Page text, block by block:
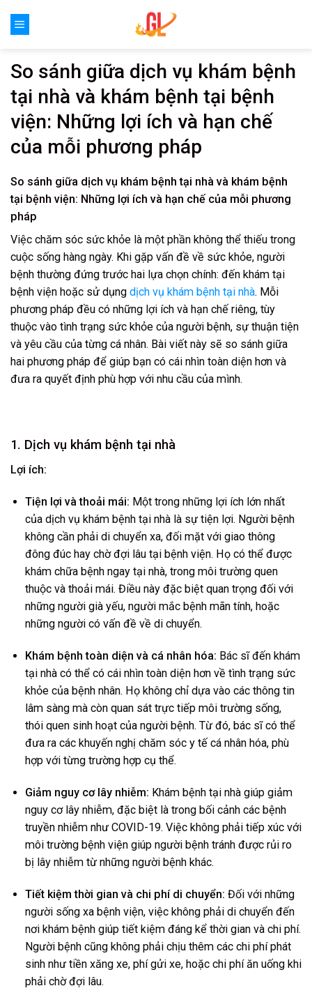
So sánh giữa dịch vụ khám bệnh
tại nhà và khám bệnh tại bệnh
viện: Những lợi ích và hạn chế
của mỗi phương pháp
So sánh giữa dịch vụ khám bệnh tại nhà và khám bệnh
tại bệnh viện: Những lợi ích và hạn chế của mỗi phương
pháp
Việc chăm sóc sức khỏe là một phần không thể thiếu trong
cuộc sống hàng ngày. Khi gặp vấn đề về sức khỏe, người
bệnh thường đứng trước hai lựa chọn chính: đến khám tại
bệnh viện hoặc sử dụng dịch vụ khám bệnh tại nhà. Mỗi
phương pháp đều có những lợi ích và hạn chế riêng, tùy
thuộc vào tình trạng sức khỏe của người bệnh, sự thuận tiện
và yêu cầu của từng cá nhân. Bài viết này sẽ so sánh giữa
hai phương pháp để giúp bạn có cái nhìn toàn diện hơn và
đưa ra quyết định phù hợp với nhu cầu của mình.
1. Dịch vụ khám bệnh tại nhà
Lợi ích:
Tiện lợi và thoải mái: Một trong những lợi ích lớn nhất
của dịch vụ khám bệnh tại nhà là sự tiện lợi. Người bệnh
không cần phải di chuyển xa, đối mặt với giao thông
đông đúc hay chờ đợi lâu tại bệnh viện. Họ có thể được
khám chữa bệnh ngay tại nhà, trong môi trường quen
thuộc và thoải mái. Điều này đặc biệt quan trọng đối với
những người già yếu, người mắc bệnh mãn tính, hoặc
những người có vấn đề về di chuyển.
Khám bệnh toàn diện và cá nhân hóa: Bác sĩ đến khám
tại nhà có thể có cái nhìn toàn diện hơn về tình trạng sức
khỏe của bệnh nhân. Họ không chỉ dựa vào các thông tin
lâm sàng mà còn quan sát trực tiếp môi trường sống,
thói quen sinh hoạt của người bệnh. Từ đó, bác sĩ có thể
đưa ra các khuyến nghị chăm sóc y tế cá nhân hóa, phù
hợp với từng trường hợp cụ thể.
Giảm nguy cơ lây nhiễm: Khám bệnh tại nhà giúp giảm
nguy cơ lây nhiễm, đặc biệt là trong bối cảnh các bệnh
truyền nhiễm như COVID-19. Việc không phải tiếp xúc với
môi trường bệnh viện giúp người bệnh tránh được rủi ro
bị lây nhiễm từ những người bệnh khác.
Tiết kiệm thời gian và chi phí di chuyển: Đối với những
người sống xa bệnh viện, việc không phải di chuyển đến
nơi khám bệnh giúp tiết kiệm đáng kể thời gian và chi phí.
Người bệnh cũng không phải chịu thêm các chi phí phát
sinh như tiền xăng xe, phí gửi xe, hoặc chi phí ăn uống khi
phải chờ đợi lâu.